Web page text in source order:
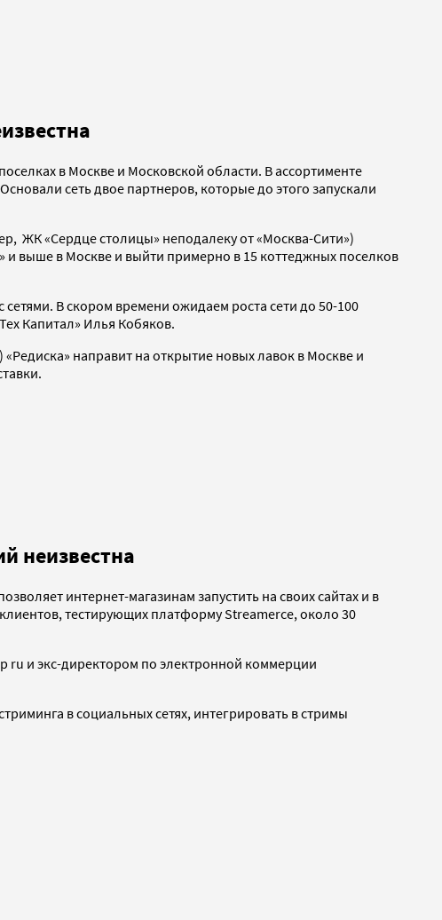
в Москве и Московской области. В ассортименте
Основали сеть двое партнеров, которые до этого запускали
ЖК «Сердце столицы» неподалеку от «Москва-Сити»)
выше в Москве и выйти примерно в 15 коттеджных поселков
В скором времени ожидаем роста сети до 50-100
Капитал» Илья Кобяков.
направит на открытие новых лавок в Москве и
неизвестна
интернет-магазинам запустить на своих сайтах и в
тестирующих платформу Streamerce, около 30
ru и экс-директором по электронной коммерции
в социальных сетях, интегрировать в стримы